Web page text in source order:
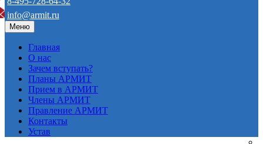
info@armit.ru
Меню
Главная
О нас
Зачем вступать?
Планы АРМИТ
Прием в АРМИТ
Члены АРМИТ
Правление АРМИТ
Контакты
Устав